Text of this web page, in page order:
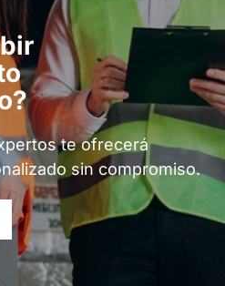
te ofrecerá
sin compromiso.